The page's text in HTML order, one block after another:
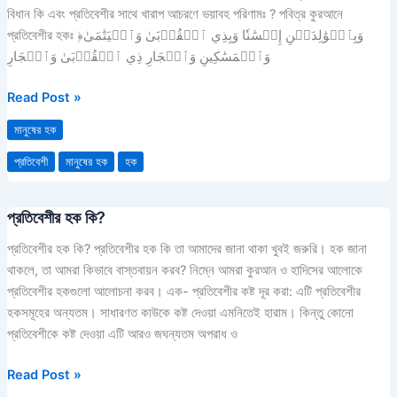
বিধান কি এবং প্রতিবেশীর সাথে খারাপ আচরণে ভয়াবহ পরিণামঃ ? পবিত্র কুরআনে
প্রতিবেশীর হকঃ ﴿وَبِٱلۡوَٰلِدَيۡنِ إِحۡسَٰنٗا وَبِذِي ٱلۡقُرۡبَىٰ وَٱلۡيَتَٰمَىٰ
وَٱلۡمَسَٰكِينِ وَٱلۡجَارِ ذِي ٱلۡقُرۡبَىٰ وَٱلۡجَارِ
Read Post »
মানুষের হক
প্রতিবেশী মানুষের হক হক
প্রতিবেশীর হক কি?
প্রতিবেশীর হক কি? প্রতিবেশীর হক কি তা আমাদের জানা থাকা খুবই জরুরি। হক জানা
থাকলে, তা আমরা কিভাবে বাস্তবায়ন করব? নিম্নে আমরা কুরআন ও হাদিসের আলোকে
প্রতিবেশীর হকগুলো আলোচনা করব। এক- প্রতিবেশীর কষ্ট দূর করা: এটি প্রতিবেশীর
হকসমূহের অন্যতম। সাধারণত কাউকে কষ্ট দেওয়া এমনিতেই হারাম। কিন্তু কোনো
প্রতিবেশীকে কষ্ট দেওয়া এটি আরও জঘন্যতম অপরাধ ও
প্রতিবেশীর
কি?
Read Post »